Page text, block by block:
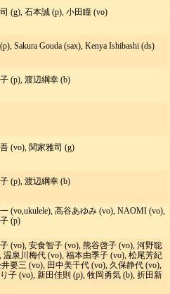
(g), 石本誠 (p), 小田瞳 (vo)
Sakura Gouda (sax), Kenya Ishibashi (ds)
(p), 渡辺綱幸 (b)
(vo), 関家雅司 (g)
(p), 渡辺綱幸 (b)
(vo,ukulele), 高谷あゆみ (vo), NAOMI (vo),
(p)
(vo), 安食智子 (vo), 熊谷啓子 (vo), 河野聡
温泉川梅代 (vo), 福本由季子 (vo), 松尾芳紀
要三 (vo), 田中美千代 (vo), 久保静代 (vo),
子 (vo), 新田佳則 (p), 牧岡勇気 (b), 折田新